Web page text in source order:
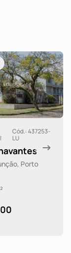
Cód.: 437253-
LU
Porto